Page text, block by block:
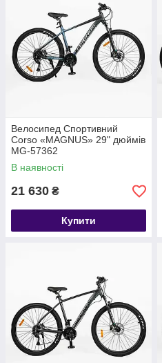
Велосипед Спортивний
Corso «MAGNUS» 29" дюймів
MG-57362
В наявності
21 630 ₴
Купити